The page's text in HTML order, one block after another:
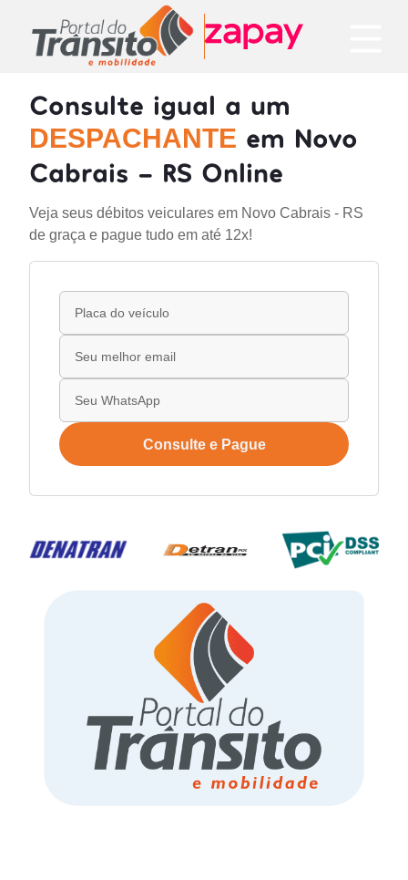
Consulte igual a um
DESPACHANTE em Novo
Cabrais - RS Online
Veja seus débitos veiculares em Novo Cabrais - RS
de graça e pague tudo em até 12x!
Consulte e Pague